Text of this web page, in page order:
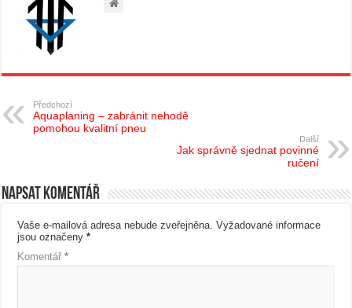
Předchozí
Aquaplaning – zabránit nehodě
pomohou kvalitní pneu
Další
Jak správně sjednat povinné
ručení
Napsat komentář
Vaše e-mailová adresa nebude zveřejněna. Vyžadované informace
jsou označeny*
Komentář*